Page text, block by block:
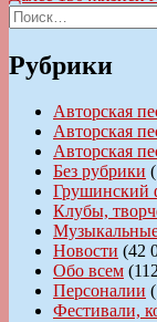
записям
Искать:
Рубрики
Авторская
Авторская
Авторская
Без рубрики
Грушинский
Клубы,
Новости (42
Обо всем
Персоналии
Фестивали,